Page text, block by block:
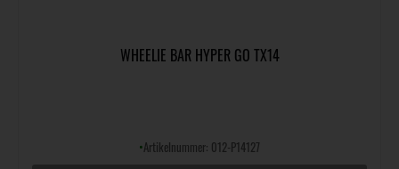
WHEELIE BAR HYPER GO TX14
•Artikelnummer: 012-P14127